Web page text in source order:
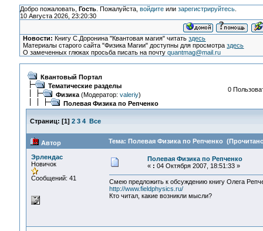
Добро пожаловать, Гость. Пожалуйста, войдитеили зарегистрируйтесь.
10 Августа 2026, 23:20:30
Новости: Книгу С.Доронина "Квантовая магия" читатьздесь
Материалы старого сайта "Физика Магии" доступны для просмотраздесь
О замеченных глюках просьба писать на почтуquantmag@mail.ru
Квантовый Портал
Тематические разделы
Физика(Модератор: valeriy)
Полевая Физика по Репченко
0
Страниц: [1] 2 3 4 Все
Автор Тема: Полевая Физика по Репченко (Прочитано
Эрлендас
Новичок
Сообщений: 41
Полевая Физика по Репченко
« : 04 Октября 2007, 18:51:33 »
Смею предложить к обсуждению книгу Олега
http://www.fieldphysics.ru/
Кто читал, какие возникли мысли?